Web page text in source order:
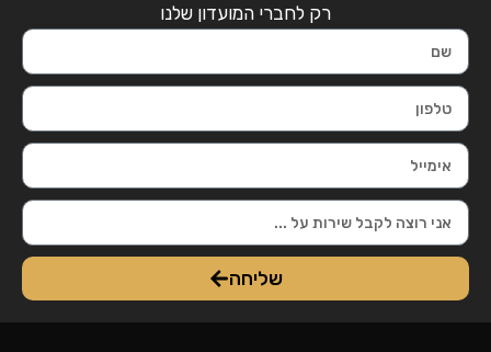
רק לחברי המועדון שלנו
שליחה